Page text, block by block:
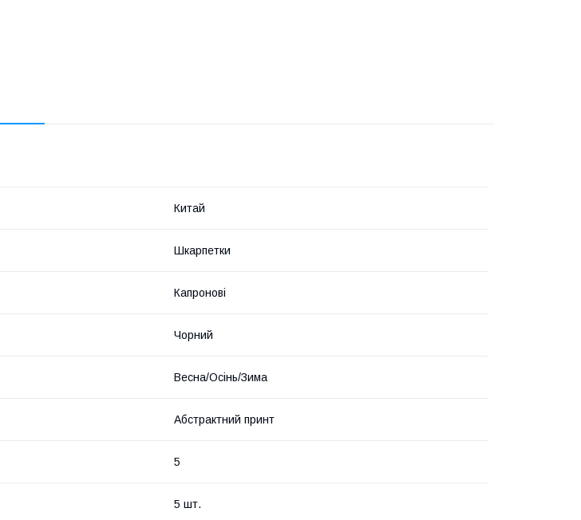
Китай
Шкарпетки
Капронові
Чорний
Весна/Осінь/Зима
Абстрактний принт
5
5 шт.